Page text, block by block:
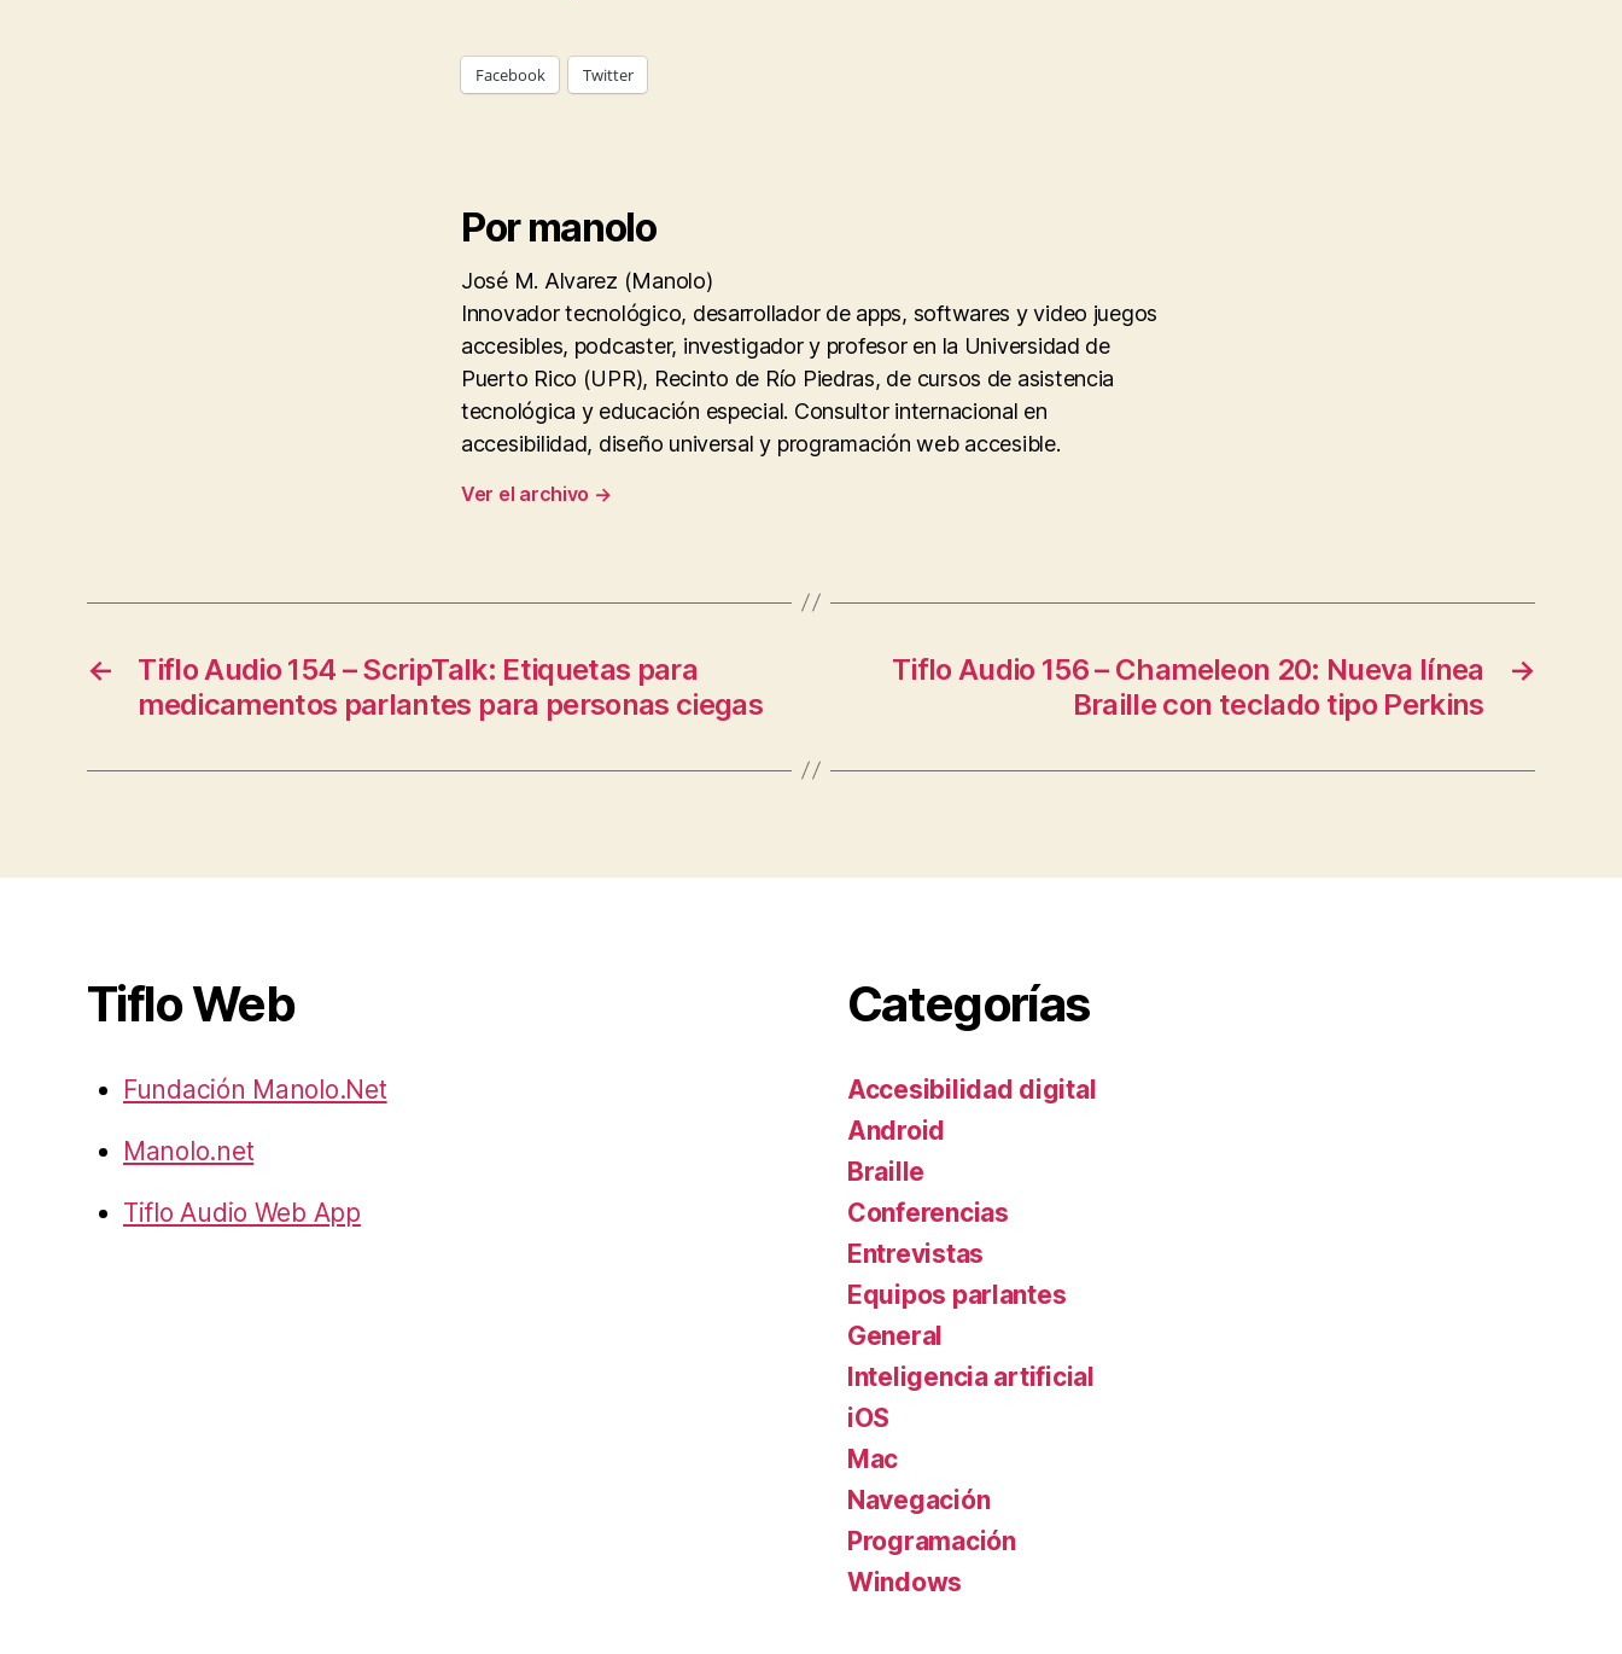
Facebook Twitter
Por manolo
José M. Alvarez (Manolo)
Innovador tecnológico, desarrollador de apps, softwares y video juegos
accesibles, podcaster, investigador y profesor en la Universidad de
Puerto Rico (UPR), Recinto de Río Piedras, de cursos de asistencia
tecnológica y educación especial. Consultor internacional en
accesibilidad, diseño universal y programación web accesible.
Ver el archivo →
←
Tiflo Audio 154 – ScripTalk: Etiquetas para
medicamentos parlantes para personas ciegas
→
Tiflo Audio 156 – Chameleon 20: Nueva línea
Braille con teclado tipo Perkins
Tiflo Web
Fundación Manolo.Net
Manolo.net
Tiflo Audio Web App
Categorías
Accesibilidad digital
Android
Braille
Conferencias
Entrevistas
Equipos parlantes
General
Inteligencia artificial
iOS
Mac
Navegación
Programación
Windows